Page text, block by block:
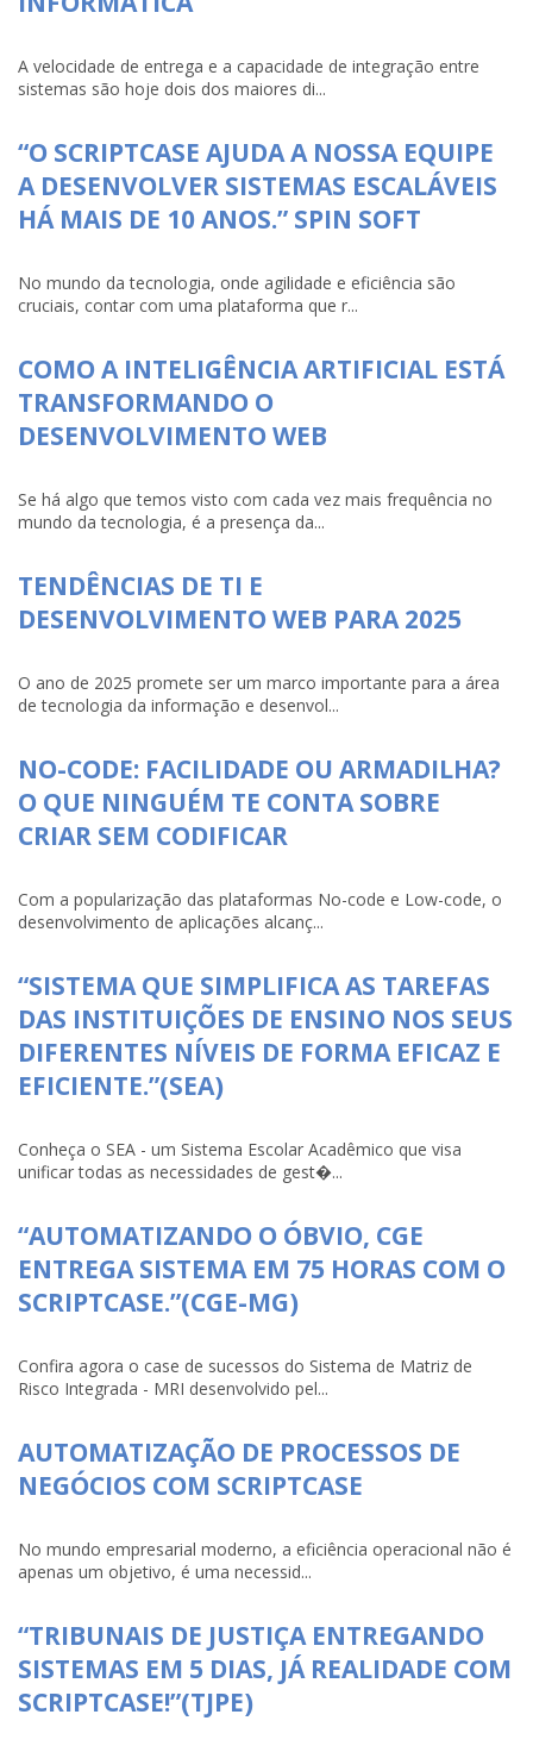
A velocidade de entrega e a capacidade de integração entre
sistemas são hoje dois dos maiores di...
“O SCRIPTCASE AJUDA A NOSSA EQUIPE
A DESENVOLVER SISTEMAS ESCALÁVEIS
HÁ MAIS DE 10 ANOS.” SPIN SOFT
No mundo da tecnologia, onde agilidade e eficiência são
cruciais, contar com uma plataforma que r...
COMO A INTELIGÊNCIA ARTIFICIAL ESTÁ
TRANSFORMANDO O
DESENVOLVIMENTO WEB
Se há algo que temos visto com cada vez mais frequência no
mundo da tecnologia, é a presença da...
TENDÊNCIAS DE TI E
DESENVOLVIMENTO WEB PARA 2025
O ano de 2025 promete ser um marco importante para a área
de tecnologia da informação e desenvol...
NO-CODE: FACILIDADE OU ARMADILHA?
O QUE NINGUÉM TE CONTA SOBRE
CRIAR SEM CODIFICAR
Com a popularização das plataformas No-code e Low-code, o
desenvolvimento de aplicações alcanç...
“SISTEMA QUE SIMPLIFICA AS TAREFAS
DAS INSTITUIÇÕES DE ENSINO NOS SEUS
DIFERENTES NÍVEIS DE FORMA EFICAZ E
EFICIENTE.”(SEA)
Conheça o SEA - um Sistema Escolar Acadêmico que visa
unificar todas as necessidades de gest�...
“AUTOMATIZANDO O ÓBVIO, CGE
ENTREGA SISTEMA EM 75 HORAS COM O
SCRIPTCASE.”(CGE-MG)
Confira agora o case de sucessos do Sistema de Matriz de
Risco Integrada - MRI desenvolvido pel...
AUTOMATIZAÇÃO DE PROCESSOS DE
NEGÓCIOS COM SCRIPTCASE
No mundo empresarial moderno, a eficiência operacional não é
apenas um objetivo, é uma necessid...
“TRIBUNAIS DE JUSTIÇA ENTREGANDO
SISTEMAS EM 5 DIAS, JÁ REALIDADE COM
SCRIPTCASE!”(TJPE)